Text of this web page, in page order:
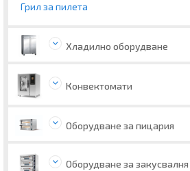
Грил за пилета
Хладилно оборудване
Конвектомати
Оборудване за пицария
Оборудване за закусвалня